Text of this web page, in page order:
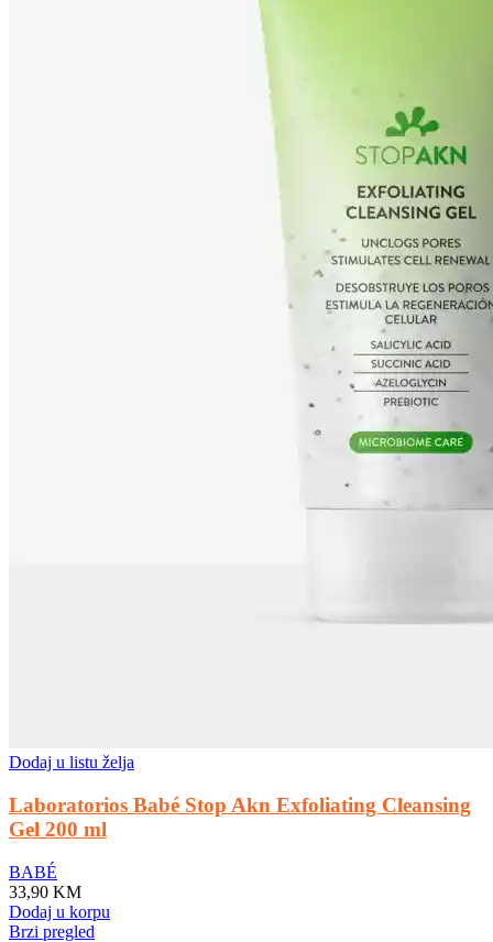
Dodaj u listu želja
Laboratorios Babé Stop Akn Exfoliating Cleansing
Gel 200 ml
BABÉ
33,90 KM
Dodaj u korpu
Brzi pregled